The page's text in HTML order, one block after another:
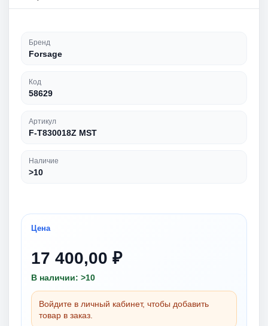
Бренд
Forsage
Код
58629
Артикул
F-T830018Z MST
Наличие
>10
Цена
17 400,00 ₽
В наличии: >10
Войдите в личный кабинет, чтобы добавить
товар в заказ.